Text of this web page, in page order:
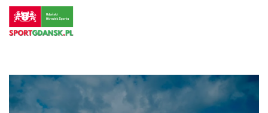
Przejdź
do
Przejdź
do